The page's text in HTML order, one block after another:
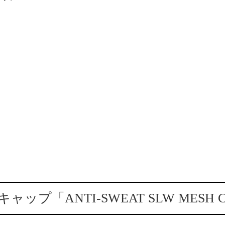
ャップ「ANTI-SWEAT SLW MESH